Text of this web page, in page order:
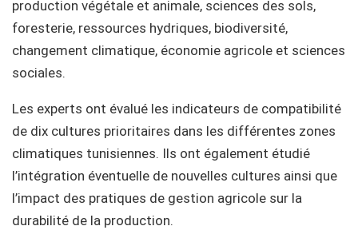
production végétale et animale, sciences des sols,
foresterie, ressources hydriques, biodiversité,
changement climatique, économie agricole et sciences
sociales.
Les experts ont évalué les indicateurs de compatibilité
de dix cultures prioritaires dans les différentes zones
climatiques tunisiennes. Ils ont également étudié
l’intégration éventuelle de nouvelles cultures ainsi que
l’impact des pratiques de gestion agricole sur la
durabilité de la production.